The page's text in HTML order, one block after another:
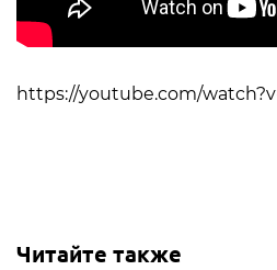
https://youtube.com/
Читайте также